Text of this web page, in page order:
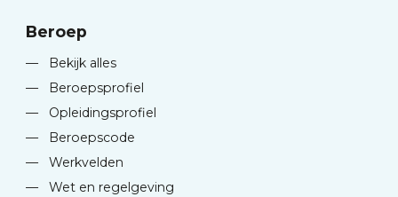
Beroep
—
Bekijk alles
—
Beroepsprofiel
—
Opleidingsprofiel
—
Beroepscode
—
Werkvelden
—
Wet en regelgeving